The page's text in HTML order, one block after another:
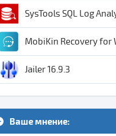
SysTools SQL Log
MobiKin Recovery for
Jailer 16.9.3
Ваше мнение: